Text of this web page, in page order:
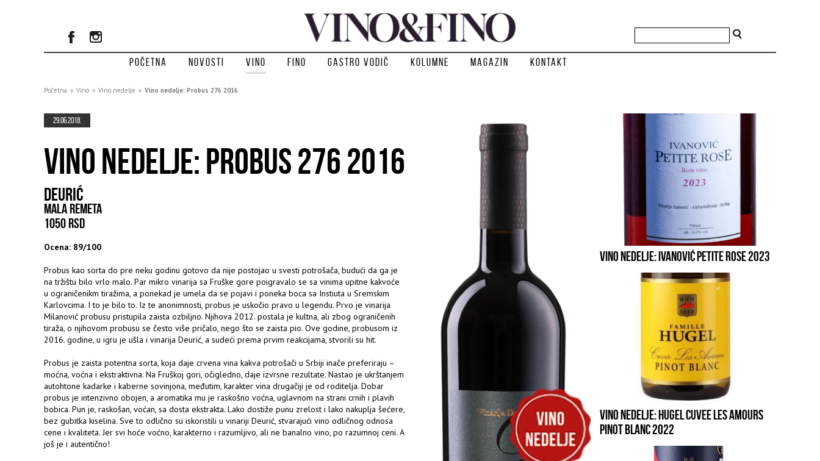
Početna Novosti Vino Fino Gastro vodič Kolumne Magazin Kontakt
Početna » Vino » Vino nedelje » Vino nedelje: Probus 276 2016
29.06.2018.
VINO NEDELJE: PROBUS 276 2016
DEURIĆ
MALA REMETA
1050 RSD
Ocena: 89/100
Probus kao sorta do pre neku godinu gotovo da nije postojao u svesti potrošača, budući da ga je
na tržištu bilo vrlo malo. Par mikro vinarija sa Fruške gore poigravalo se sa vinima upitne kakvoće
u ograničenikm tiražima, a ponekad je umela da se pojavi i poneka boca sa Instiuta u Sremskim
Karlovcima. I to je bilo to. Iz te anonimnosti, probus je uskočio pravo u legendu. Prvo je vinarija
Milanović probusu pristupila zaista ozbiljno. Njihova 2012. postala je kultna, ali zbog ograničenih
tiraža, o njihovom probusu se često više pričalo, nego što se zaista pio. Ove godine, probusom iz
2016. godine, u igru je ušla i vinarija Deurić, a sudeći prema prvim reakcijama, stvorili su hit.
Probus je zaista potentna sorta, koja daje crvena vina kakva potrošači u Srbiji inače preferiraju –
moćna, voćna i ekstraktivna. Na Fruškoj gori, očigledno, daje izvrsne rezultate. Nastao je ukrštanjem
autohtone kadarke i kaberne sovinjona, međutim, karakter vina drugačiji je od roditelja. Dobar
probus je intenzivno obojen, a aromatika mu je raskošno voćna, uglavnom na strani crnih i plavih
bobica. Pun je, raskošan, voćan, sa dosta ekstrakta. Lako dostiže punu zrelost i lako nakuplja šećere,
bez gubitka kiselina. Sve to odlično su iskoristili u vinariji Deurić, stvarajući vino odličnog odnosa
cene i kvaliteta. Jer svi hoće voćno, karakterno i razumljivo, ali ne banalno vino, po razumnoj ceni. A
još je i autentično!
VINO NEDELJE: IVANOVIĆ PETITE ROSE 2023
VINO NEDELJE: HUGEL CUVEE LES AMOURS
PINOT BLANC 2022